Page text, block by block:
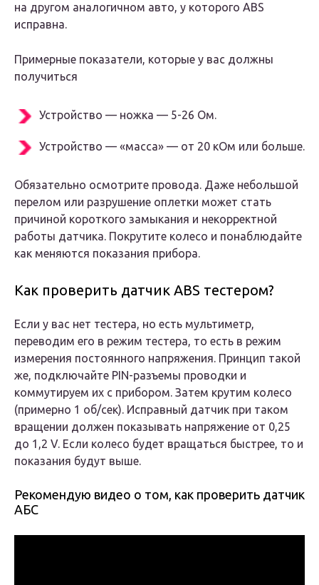
на другом аналогичном авто, у которого ABS
исправна.
Примерные показатели, которые у вас должны
получиться
Устройство — ножка — 5-26 Ом.
Устройство — «масса» — от 20 кОм или больше.
Обязательно осмотрите провода. Даже небольшой
перелом или разрушение оплетки может стать
причиной короткого замыкания и некорректной
работы датчика. Покрутите колесо и понаблюдайте
как меняются показания прибора.
Как проверить датчик ABS тестером?
Если у вас нет тестера, но есть мультиметр,
переводим его в режим тестера, то есть в режим
измерения постоянного напряжения. Принцип такой
же, подключайте PIN-разъемы проводки и
коммутируем их с прибором. Затем крутим колесо
(примерно 1 об/сек). Исправный датчик при таком
вращении должен показывать напряжение от 0,25
до 1,2 V. Если колесо будет вращаться быстрее, то и
показания будут выше.
Рекомендую видео о том, как проверить датчик
АБС